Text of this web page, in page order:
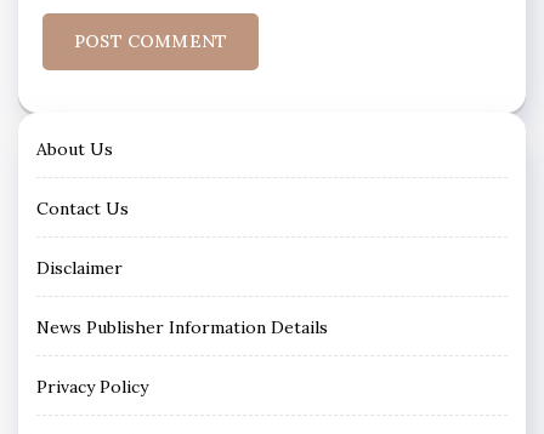
About Us
Contact Us
Disclaimer
News Publisher Information Details
Privacy Policy